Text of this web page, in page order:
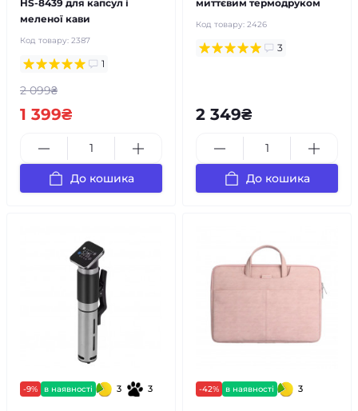
HS-8439 для капсул і
меленої кави
Код товару: 2387
1
2 099₴
1 399₴
До кошика
миттєвим термодруком
Код товару: 2426
3
2 349₴
До кошика
-9% в наявності 3 3 -42% в наявності 3